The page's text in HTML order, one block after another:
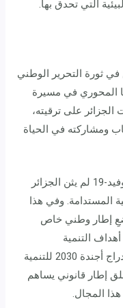
التي تحدق بها.
في ثورة التحرير الوطني
المحوري في مسيرة
على ترقيته،
ومشاركته في الحياة
إن الظرف الصعب الذي فرضته جائحة كوفيد-19 لم يثن الجزائر
المستدامة. وفي هذا
إطار وطني خاص
التنمية
المستدامة، كما سيتم قريبا العمل على إدراج أجندة 2030 للتنمية
إطار قانوني يساهم
المجال.